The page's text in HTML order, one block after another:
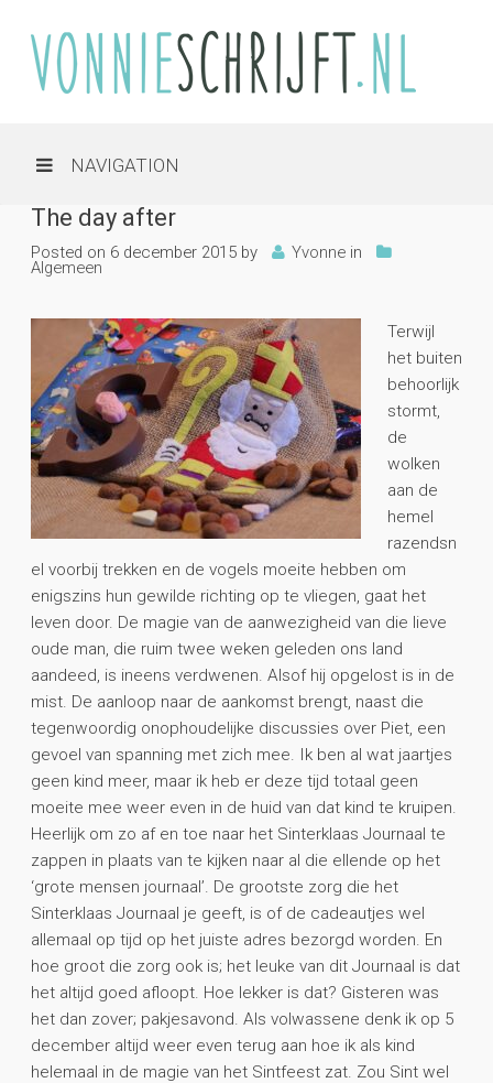
NAVIGATION
The day after
Posted on 6 december 2015 by Yvonne in
Algemeen
Terwijl
het buiten
behoorlijk
stormt,
de
wolken
aan de
hemel
razendsn
el voorbij trekken en de vogels moeite hebben om
enigszins hun gewilde richting op te vliegen, gaat het
leven door. De magie van de aanwezigheid van die lieve
oude man, die ruim twee weken geleden ons land
aandeed, is ineens verdwenen. Alsof hij opgelost is in de
mist. De aanloop naar de aankomst brengt, naast die
tegenwoordig onophoudelijke discussies over Piet, een
gevoel van spanning met zich mee. Ik ben al wat jaartjes
geen kind meer, maar ik heb er deze tijd totaal geen
moeite mee weer even in de huid van dat kind te kruipen.
Heerlijk om zo af en toe naar het Sinterklaas Journaal te
zappen in plaats van te kijken naar al die ellende op het
‘grote mensen journaal’. De grootste zorg die het
Sinterklaas Journaal je geeft, is of de cadeautjes wel
allemaal op tijd op het juiste adres bezorgd worden. En
hoe groot die zorg ook is; het leuke van dit Journaal is dat
het altijd goed afloopt. Hoe lekker is dat? Gisteren was
het dan zover; pakjesavond. Als volwassene denk ik op 5
december altijd weer even terug aan hoe ik als kind
helemaal in de magie van het Sintfeest zat. Zou Sint wel